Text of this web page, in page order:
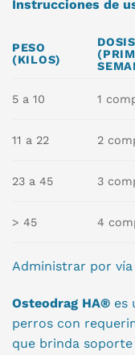
Instrucciones de
PESO
(KILOS)
5 a 10 1
11 a 22 2
23 a 45 3
> 45 4
Administrar por
Osteodrag HA® es
perros con
que brinda